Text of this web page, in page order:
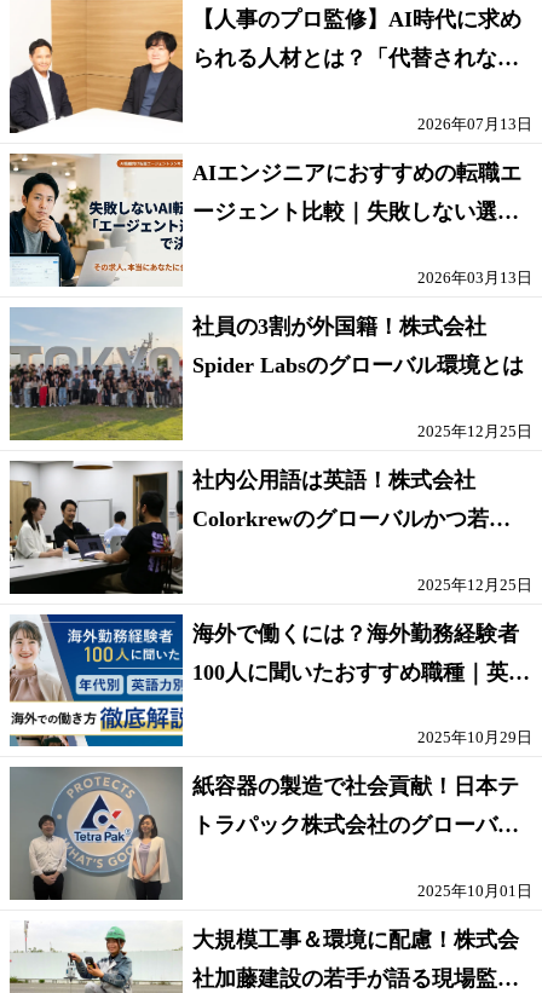
【人事のプロ監修】AI時代に求め
られる人材とは？「代替されない
2026年07月13日
AIエンジニアにおすすめの転職エ
ージェント比較｜失敗しない選び
2026年03月13日
社員の3割が外国籍！株式会社
Spider Labsのグローバル環境とは
2025年12月25日
社内公用語は英語！株式会社
Colorkrewのグローバルかつ若手
2025年12月25日
海外で働くには？海外勤務経験者
100人に聞いたおすすめ職種｜英語
2025年10月29日
紙容器の製造で社会貢献！日本テ
トラパック株式会社のグローバル
2025年10月01日
大規模工事＆環境に配慮！株式会
社加藤建設の若手が語る現場監督